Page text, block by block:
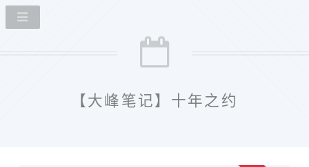
【大峰笔记】十年之约